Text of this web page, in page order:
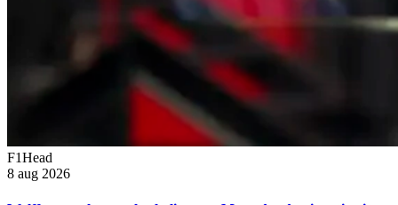
F1Head
8 aug 2026